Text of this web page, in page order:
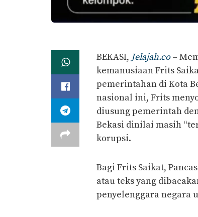
BEKASI, Jelajah.co–
kemanusiaan Frits
pemerintahan di Kota
nasional ini, Frits
diusung pemerintah
Bekasi dinilai masih
korupsi.
​Bagi Frits Saikat,
atau teks yang
penyelenggara negara